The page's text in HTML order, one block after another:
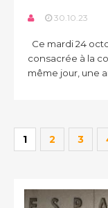
30.10.23
Ce mardi 24
consacrée à la
même jour, une
1 2 3